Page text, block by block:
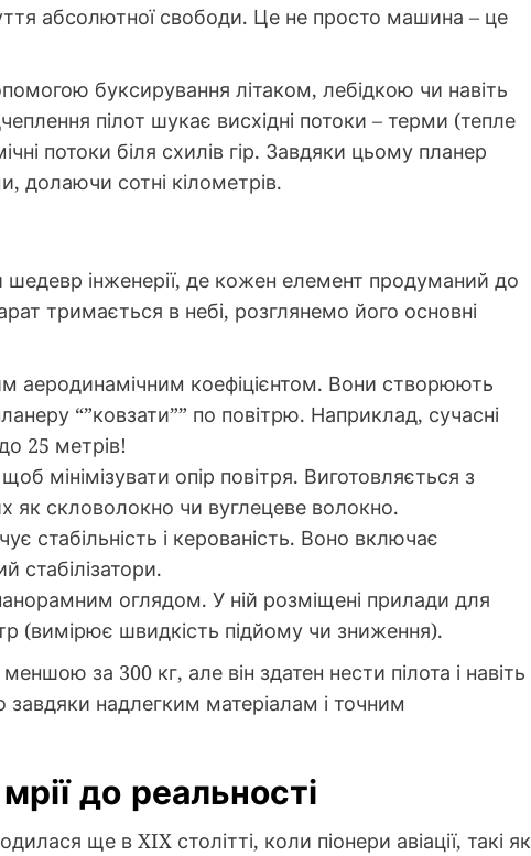
абсолютної свободи. Це не просто машина – це
буксирування літаком, лебідкою чи навіть
пілот шукає висхідні потоки – терми (тепле
потоки біля схилів гір. Завдяки цьому планер
долаючи сотні кілометрів.
шедевр інженерії, де кожен елемент продуманий до
тримається в небі, розглянемо його основні
аеродинамічним коефіцієнтом. Вони створюють
“”ковзати”” по повітрю. Наприклад, сучасні
25 метрів!
мінімізувати опір повітря. Виготовляється з
як скловолокно чи вуглецеве волокно.
стабільність і керованість. Воно включає
стабілізатори.
оглядом. У ній розміщені прилади для
(вимірює швидкість підйому чи зниження).
за 300 кг, але він здатен нести пілота і навіть
надлегким матеріалам і точним
до реальності
ще в XIX столітті, коли піонери авіації, такі як